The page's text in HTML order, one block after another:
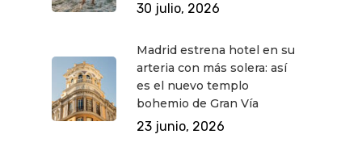
30 julio, 2026
Madrid estrena hotel en su
arteria con más solera: así
es el nuevo templo
bohemio de Gran Vía
23 junio, 2026